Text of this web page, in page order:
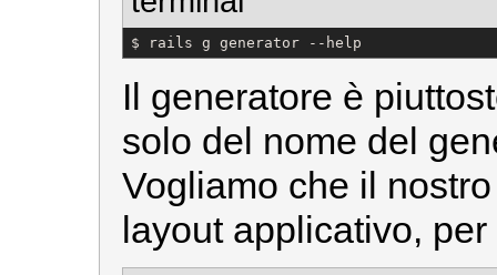
$ rails g generator --help
Il generatore è
solo del nome del
Vogliamo che il
layout applicativo,